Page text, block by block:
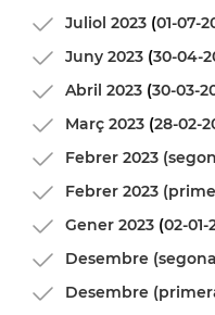
Juliol 2023 (01-07-
Juny 2023 (30-04-
Abril 2023 (30-03-
Març 2023 (28-02-
Febrer 2023
Febrer 2023
Gener 2023 (02-01-
Desembre
Desembre